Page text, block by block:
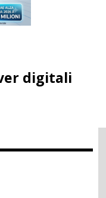
digitali